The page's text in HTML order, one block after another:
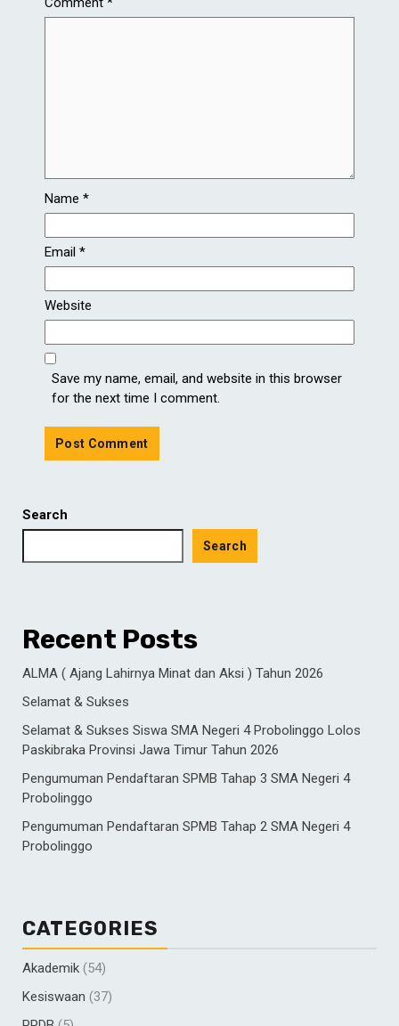
Name *
Email *
Website
Save my name, email, and website in this browser
for the next time I comment.
Search
Search
Recent Posts
ALMA ( Ajang Lahirnya Minat dan Aksi ) Tahun 2026
Selamat & Sukses
Selamat & Sukses Siswa SMA Negeri 4 Probolinggo Lolos
Paskibraka Provinsi Jawa Timur Tahun 2026
Pengumuman Pendaftaran SPMB Tahap 3 SMA Negeri 4
Probolinggo
Pengumuman Pendaftaran SPMB Tahap 2 SMA Negeri 4
Probolinggo
CATEGORIES
Akademik (54)
Kesiswaan (37)